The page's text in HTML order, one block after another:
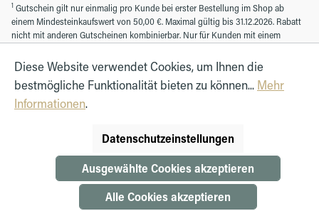
1 Gutschein gilt nur einmalig pro Kunde bei erster Bestellung im Shop ab
einem Mindesteinkaufswert von 50,00 €. Maximal gültig bis 31.12.2026. Rabatt
nicht mit anderen Gutscheinen kombinierbar. Nur für Kunden mit einem
Diese Website verwendet Cookies, um Ihnen die
bestmögliche Funktionalität bieten zu können... Mehr
Informationen.
Datenschutzeinstellungen
Ausgewählte Cookies akzeptieren
Alle Cookies akzeptieren